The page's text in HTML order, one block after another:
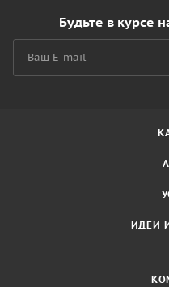
Будьте в курсе
ИДЕИ